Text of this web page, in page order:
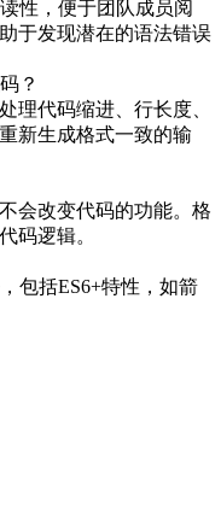
性，便于团队成员阅
于发现潜在的语法错误
？
理代码缩进、行长度、
新生成格式一致的输
会改变代码的功能。格
码逻辑。
包括ES6+特性，如箭